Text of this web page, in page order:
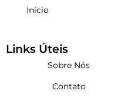
Início
Links Úteis
Sobre Nós
Contato